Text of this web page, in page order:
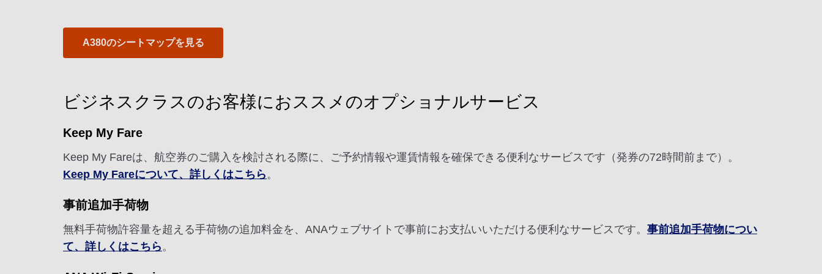
A380のシートマップを見る
ビジネスクラスのお客様におススメのオプショナルサービス
Keep My Fare
Keep My Fareは、航空券のご購入を検討される際に、ご予約情報や運賃情報を確保できる便利なサービスです（発券の72時間前まで）。
Keep My Fareについて、詳しくはこちら 。
事前追加手荷物
無料手荷物許容量を超える手荷物の追加料金を、ANAウェブサイトで事前にお支払いいただける便利なサービスです。 事前追加手荷物につい
て、詳しくはこちら 。